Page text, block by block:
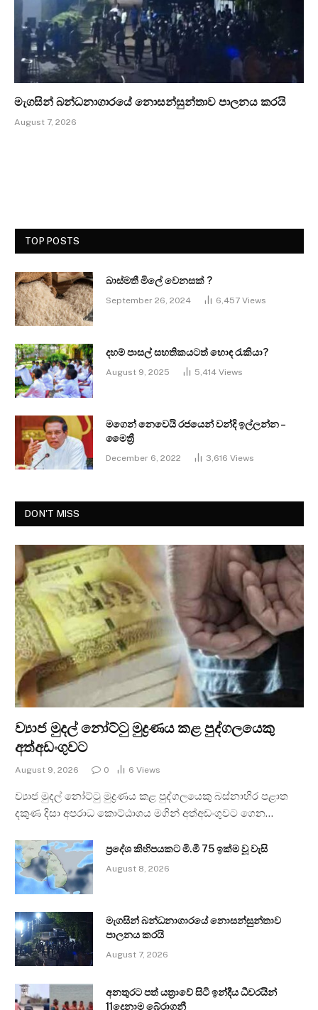
මැගසින් බන්ධනාගාරයේ නොසන්සුන්තාව පාලනය කරයි
August 7, 2026
TOP POSTS
බාස්මතී මිලේ වෙනසක් ?
September 26, 2024 6,457 Views
දහම් පාසල් සහතිකයටත් හොඳ රැකියා?
August 9, 2025 5,414 Views
මගෙන් නෙවෙයි රජයෙන් වන්දි ඉල්ලන්න –
මෛත්‍රී
December 6, 2022 3,616 Views
DON'T MISS
ව්‍යාජ මුදල් නෝට්ටු මුද්‍රණය කළ පුද්ගලයෙකු
අත්අඩංගුවට
August 9, 2026 0 6 Views
ව්‍යාජ මුදල් නෝට්ටු මුද්‍රණය කළ පුද්ගලයෙකු බස්නාහිර පළාත
දකුණ දිසා අපරාධ කොට්ඨාශය මගින් අත්අඩංගුවට ගෙන…
ප්‍රදේශ කිහිපයකට මි.මී 75 ඉක්ම වූ වැසි
August 8, 2026
මැගසින් බන්ධනාගාරයේ නොසන්සුන්තාව
පාලනය කරයි
August 7, 2026
අනතුරට පත් යත්‍රාවේ සිටි ඉන්දීය ධීවරයින්
11දෙනාම බේරාගනී